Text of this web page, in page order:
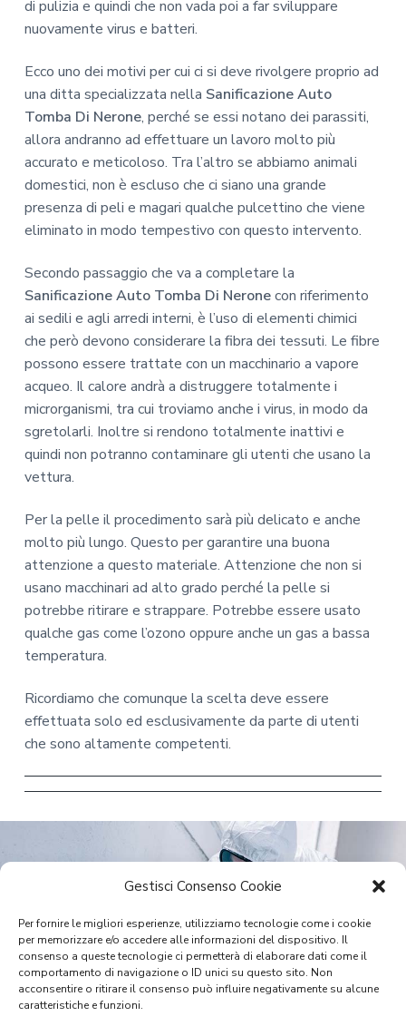
Gestisci Consenso Cookie
Per fornire le migliori esperienze, utilizziamo tecnologie come i cookie
per memorizzare e/o accedere alle informazioni del dispositivo. Il
consenso a queste tecnologie ci permetterà di elaborare dati come il
comportamento di navigazione o ID unici su questo sito. Non
acconsentire o ritirare il consenso può influire negativamente su alcune
caratteristiche e funzioni.
di pulizia e quindi che non vada poi a far sviluppare
nuovamente virus e batteri.
Ecco uno dei motivi per cui ci si deve rivolgere proprio ad
una ditta specializzata nella Sanificazione Auto
Tomba Di Nerone, perché se essi notano dei parassiti,
allora andranno ad effettuare un lavoro molto più
accurato e meticoloso. Tra l’altro se abbiamo animali
domestici, non è escluso che ci siano una grande
presenza di peli e magari qualche pulcettino che viene
eliminato in modo tempestivo con questo intervento.
Secondo passaggio che va a completare la
Sanificazione Auto Tomba Di Neronecon riferimento
ai sedili e agli arredi interni, è l’uso di elementi chimici
che però devono considerare la fibra dei tessuti. Le fibre
possono essere trattate con un macchinario a vapore
acqueo. Il calore andrà a distruggere totalmente i
microrganismi, tra cui troviamo anche i virus, in modo da
sgretolarli. Inoltre si rendono totalmente inattivi e
quindi non potranno contaminare gli utenti che usano la
vettura.
Per la pelle il procedimento sarà più delicato e anche
molto più lungo. Questo per garantire una buona
attenzione a questo materiale. Attenzione che non si
usano macchinari ad alto grado perché la pelle si
potrebbe ritirare e strappare. Potrebbe essere usato
qualche gas come l’ozono oppure anche un gas a bassa
temperatura.
Ricordiamo che comunque la scelta deve essere
effettuata solo ed esclusivamente da parte di utenti
che sono altamente competenti.